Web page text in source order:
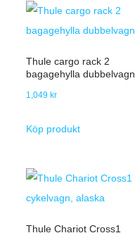
Thule cargo rack 2
bagagehylla dubbelvagn
1,049kr
Köp produkt
Thule Chariot Cross1